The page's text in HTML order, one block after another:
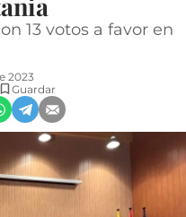
13 votos a favor en
2023
Guardar